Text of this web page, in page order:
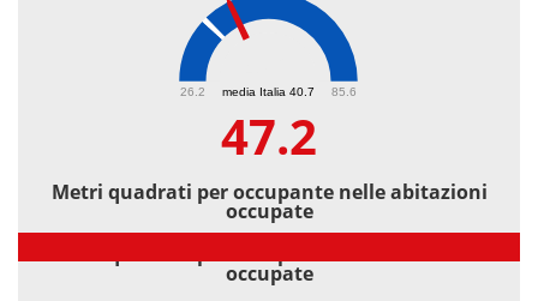
media Italia 40.7
26.2 85.6
47.2
Metri quadrati per occupante nelle abitazioni
occupate
occupate